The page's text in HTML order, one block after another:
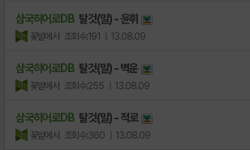
삼국히어로DB 탈것(말) - 윤휘
꽃밭에서 조회수:191 | 13.08.09
삼국히어로DB 탈것(말) - 벽운
꽃밭에서 조회수:255 | 13.08.09
삼국히어로DB 탈것(말) - 적로
꽃밭에서 조회수:360 | 13.08.09